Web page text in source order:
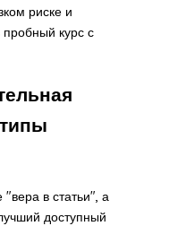
риске и
пробный курс с
в статьи", а
доступный